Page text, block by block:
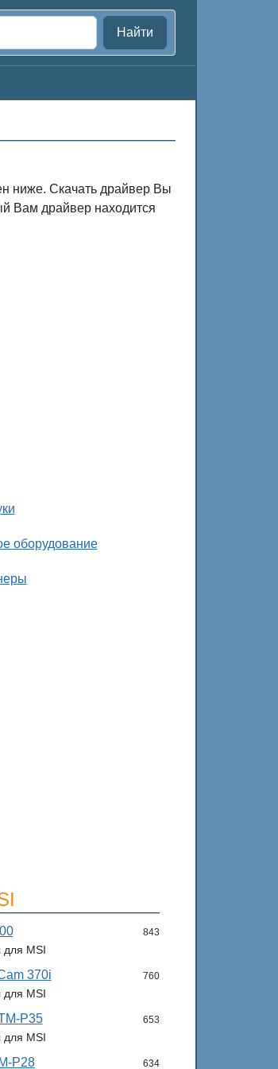
Найти
ниже. Скачать драйвер Вы
Вам драйвер находится
оборудование
843
для MSI
370i 760
для MSI
P35 653
для MSI
P28 634